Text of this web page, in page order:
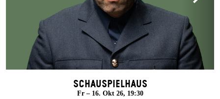
Schauspielhaus
Fr – 16. Okt 26, 19:30